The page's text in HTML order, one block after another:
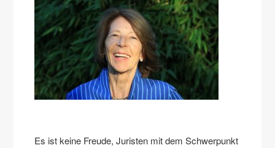
Es ist keine Freude, Juristen mit dem Schwerpunkt